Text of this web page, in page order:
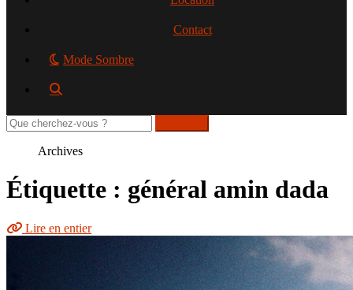
Contact
Mode Sombre
Rechercher
sur
Archives
Étiquette : général amin dada
Lire en entier